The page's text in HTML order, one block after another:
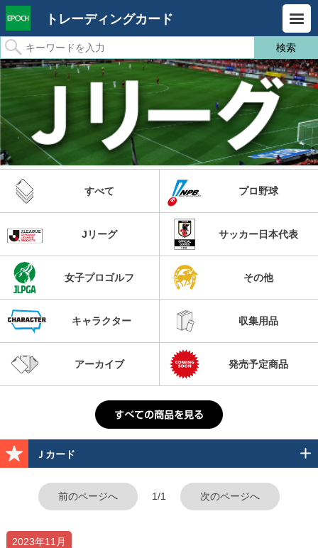
トレーディングカード
すべて プロ野球
Jリーグ サッカー日本代表
女子プロゴルフ その他
キャラクター 収集用品
アーカイブ 発売予定商品
Ｊカード
前のページへ 1/1 次のページへ
2023年11月